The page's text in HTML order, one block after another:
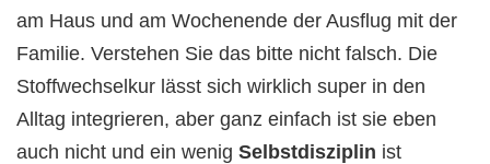
am Haus und am Wochenende der Ausflug mit der
Familie. Verstehen Sie das bitte nicht falsch. Die
Stoffwechselkur lässt sich wirklich super in den
Alltag integrieren, aber ganz einfach ist sie eben
auch nicht und ein wenig Selbstdisziplin ist